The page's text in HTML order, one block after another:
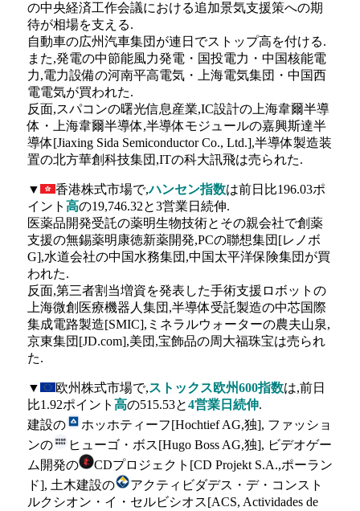
の中央経済工作会議における追加景気支援策への期
待が相場を支える.
自動車の広州汽車集団が連日でストップ高を付ける.
また,発電の中節能風力発電・国投電力・中国核能電
力,電力設備の河南平高電気・上海電気集団・中国西
電電気が買われた.
反面,スパコンの曙光信息産業,IC設計の上海韋爾半導
体・上海韋爾半導体,半導体モジュールの嘉興斯達半
導体[Jiaxing Sida Semiconductor Co., Ltd.],半導体製造装
置の北方華創科技集団,ITの科大訊飛は売られた.
▼ 香港株式市場で,ハンセン指数は前日比196.03ポ
イント 高の19,746.32と3営業日続伸.
医薬品開発受託の薬明生物技術とその親会社で創薬
支援の無錫薬明康徳新薬開発,PCの聯想集団[レノボ
G],水道会社の中国水務集団,中国太平洋保険集団が買
われた.
反面,第三者割当増資を発表した手術支援ロボットの
上海微創医療機器人集団,半導体受託製造の中芯国際
集成電路製造[SMIC],ミネラルウォーターの農夫山泉,
京東集団[JD.com],美団,宝飾品の周大福珠宝は売られ
た.
▼ 欧州株式市場で,ストックス欧州600指数は,前日
比1.92ポイント 高の515.53と4営業日続伸.
建設の
ホッホティーフ[Hochtief AG,独], ファッショ
ンの
ヒューゴ・ボス[Hugo Boss AG,独], ビデオゲー
ム開発の
CDプロジェクト[CD Projekt S.A.,ポーラン
ド], 土木建設の
アクティビダデス・デ・コンスト
ルクシオン・イ・セルビシオス[ACS, Actividades de